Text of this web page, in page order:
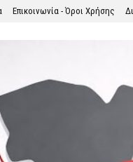
Επικοινωνία - Όροι Χρήσης